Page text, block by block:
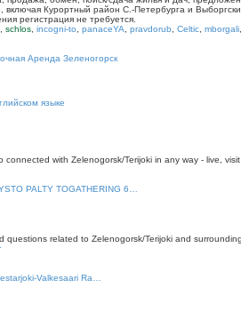
включая Курортный район С.-Петербурга и
регистрация не требуется.
schlos incogni-to panaceYA pravdorub Celtic mborgali
Аренда Зеленогорск
языке
connected with Zelenogorsk/Terijoki in any way - live,
PALTY TOGATHERING 6…
questions related to Zelenogorsk/Terijoki and
Valkesaari Ra…